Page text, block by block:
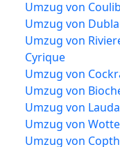
Umzug von
Umzug von
Umzug von
Cyrique
Umzug von
Umzug von
Umzug von
Umzug von
Umzug von